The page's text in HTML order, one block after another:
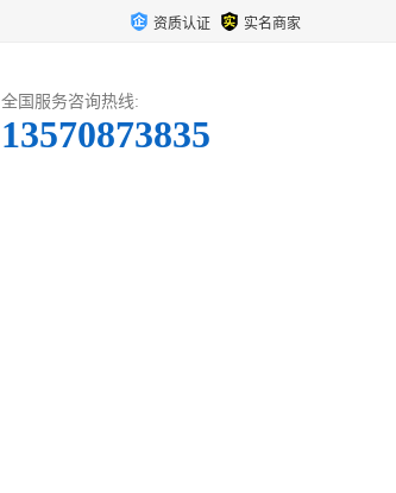
资质认证 实名商家
全国服务咨询热线:
13570873835